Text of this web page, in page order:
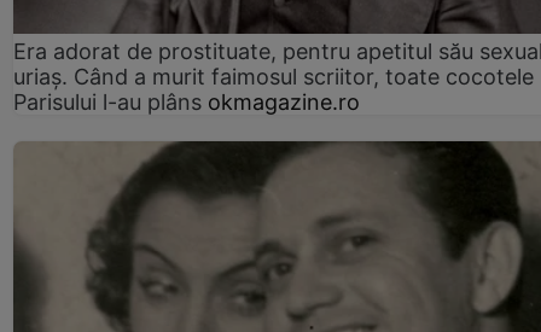
Era adorat de prostituate, pentru apetitul său
uriaș. Când a murit faimosul scriitor, toate cocotele
Parisului l-au plâns okmagazine.ro